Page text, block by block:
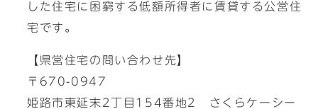
した住宅に困窮する低額所得者に賃貸する公営住
宅です。
【県営住宅の問い合わせ先】
〒670-0947
姫路市東延末2丁目154番地2 さくらケーシー